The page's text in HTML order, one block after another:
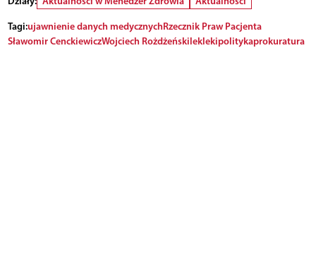
Tagi:ujawnienie danych medycznychRzecznik Praw Pacjenta
Sławomir CenckiewiczWojciech Rożdżeńskileklekipolitykaprokuratura